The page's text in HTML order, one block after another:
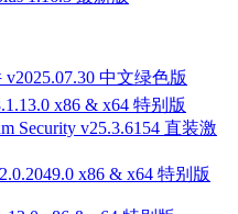
中文绿色版
x86 & x64 特别版
Security v25.3.6154 直装激
x86 & x64 特别版